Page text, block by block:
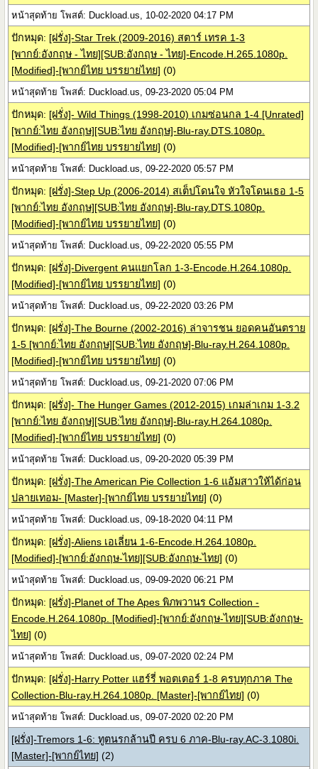
หน้าสุดท้าย โพสต์: Duckload.us, 10-02-2020 04:17 PM
ปักหมุด: [ฝรั่ง]-Star Trek (2009-2016) สตาร์ เทรค 1-3
[พากย์:อังกฤษ - ไทย][SUB:อังกฤษ - ไทย]-Encode.H.265.1080p.
[Modified]-[พากย์ไทย บรรยายไทย] (0)
หน้าสุดท้าย โพสต์: Duckload.us, 09-23-2020 05:04 PM
ปักหมุด: [ฝรั่ง]- Wild Things (1998-2010) เกมซ่อนกล 1-4 [Unrated]
[พากย์:ไทย อังกฤษ][SUB:ไทย อังกฤษ]-Blu-ray.DTS.1080p.
[Modified]-[พากย์ไทย บรรยายไทย] (0)
หน้าสุดท้าย โพสต์: Duckload.us, 09-22-2020 05:57 PM
ปักหมุด: [ฝรั่ง]-Step Up (2006-2014) สเต็ปโดนใจ หัวใจโดนเธอ 1-5
[พากย์:ไทย อังกฤษ][SUB:ไทย อังกฤษ]-Blu-ray.DTS.1080p.
[Modified]-[พากย์ไทย บรรยายไทย] (0)
หน้าสุดท้าย โพสต์: Duckload.us, 09-22-2020 05:55 PM
ปักหมุด: [ฝรั่ง]-Divergent คนแยกโลก 1-3-Encode.H.264.1080p.
[Modified]-[พากย์ไทย บรรยายไทย] (0)
หน้าสุดท้าย โพสต์: Duckload.us, 09-22-2020 03:26 PM
ปักหมุด: [ฝรั่ง]-The Bourne (2002-2016) ล่าจารชน ยอดคนอันตราย
1-5 [พากย์:ไทย อังกฤษ][SUB:ไทย อังกฤษ]-Blu-ray.H.264.1080p.
[Modified]-[พากย์ไทย บรรยายไทย] (0)
หน้าสุดท้าย โพสต์: Duckload.us, 09-21-2020 07:06 PM
ปักหมุด: [ฝรั่ง]- The Hunger Games (2012-2015) เกมล่าเกม 1-3.2
[พากย์:ไทย อังกฤษ][SUB:ไทย อังกฤษ]-Blu-ray.H.264.1080p.
[Modified]-[พากย์ไทย บรรยายไทย] (0)
หน้าสุดท้าย โพสต์: Duckload.us, 09-20-2020 05:39 PM
ปักหมุด: [ฝรั่ง]-The American Pie Collection 1-6 แอ้มสาวให้ได้ก่อน
ปลายเทอม- [Master]-[พากย์ไทย บรรยายไทย] (0)
หน้าสุดท้าย โพสต์: Duckload.us, 09-18-2020 04:11 PM
ปักหมุด: [ฝรั่ง]-Aliens เอเลี่ยน 1-6-Encode.H.264.1080p.
[Modified]-[พากย์:อังกฤษ-ไทย][SUB:อังกฤษ-ไทย] (0)
หน้าสุดท้าย โพสต์: Duckload.us, 09-09-2020 06:21 PM
ปักหมุด: [ฝรั่ง]-Planet of The Apes พิภพวานร Collection -
Encode.H.264.1080p. [Modified]-[พากย์:อังกฤษ-ไทย][SUB:อังกฤษ-
ไทย] (0)
หน้าสุดท้าย โพสต์: Duckload.us, 09-07-2020 02:24 PM
ปักหมุด: [ฝรั่ง]-Harry Potter แฮร์รี่ พอตเตอร์ 1-8 ครบทุกภาค The
Collection-Blu-ray.H.264.1080p. [Master]-[พากย์ไทย] (0)
หน้าสุดท้าย โพสต์: Duckload.us, 09-07-2020 02:20 PM
[ฝรั่ง]-Tremors 1-6: ทูตนรกล้านปี ครบ 6 ภาค-Blu-ray.AC-3.1080i.
[Master]-[พากย์ไทย] (2)